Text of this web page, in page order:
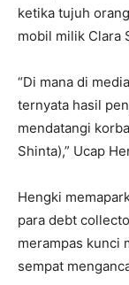
ketika tujuh
mobil milik Clara
“Di mana di
ternyata hasil
mendatangi
Shinta),” Ucap
Hengki
para debt
merampas kunci
sempat